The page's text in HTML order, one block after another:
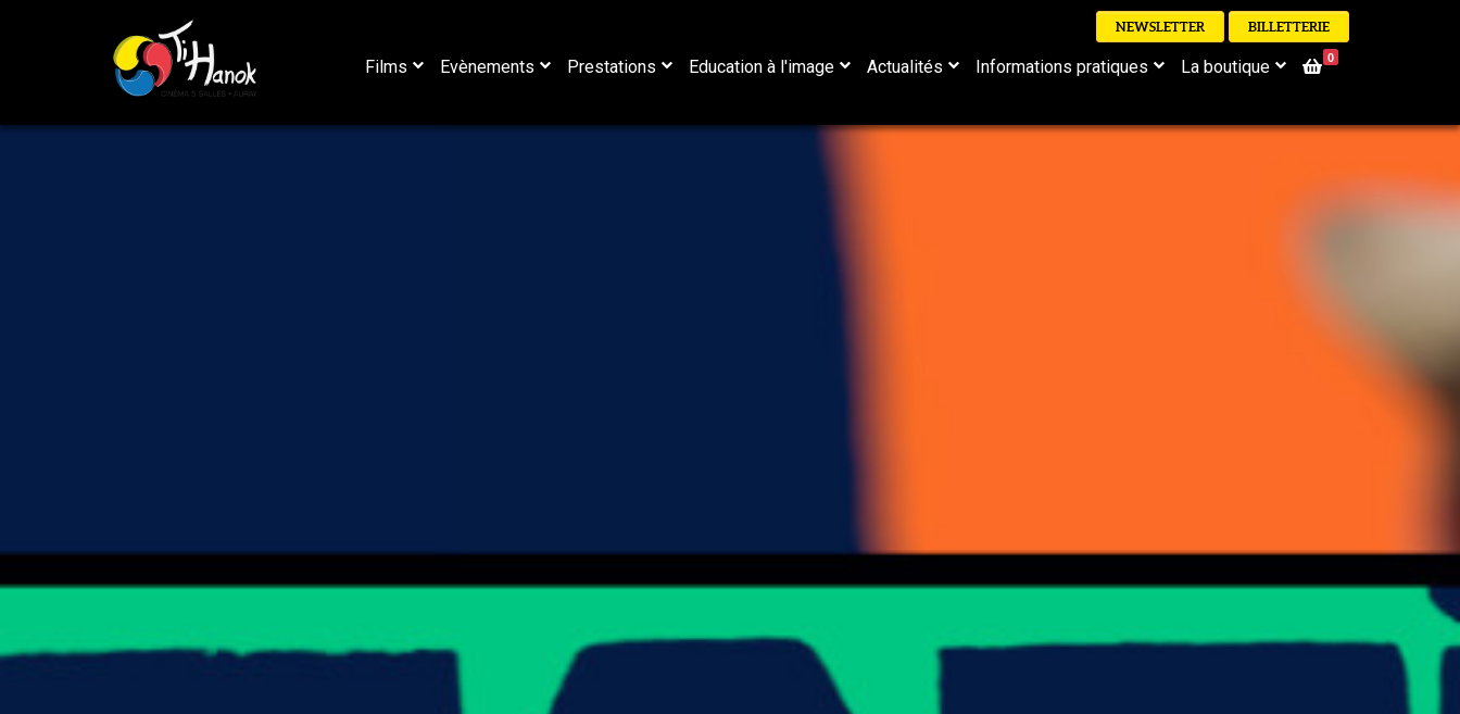
Films Evènements Prestations Education à l'image Actualités Informations pratiques La boutique 0
NEWSLETTER BILLETTERIE